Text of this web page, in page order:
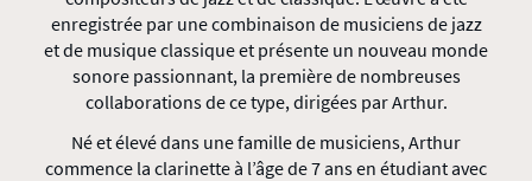
enregistrée par une combinaison de musiciens de jazz
et de musique classique et présente un nouveau monde
sonore passionnant, la première de nombreuses
collaborations de ce type, dirigées par Arthur.
Né et élevé dans une famille de musiciens, Arthur
commence la clarinette à l’âge de 7 ans en étudiant avec